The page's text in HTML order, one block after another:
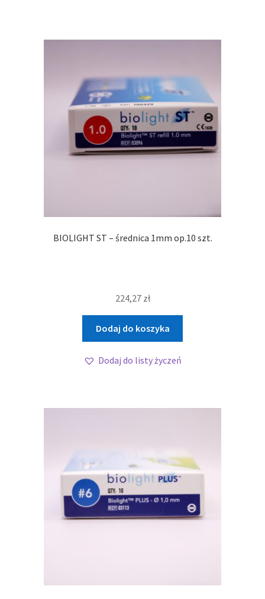
BIOLIGHT ST – średnica 1mm op.10 szt.
224,27 zł
Dodaj do koszyka
Dodaj do listy życzeń